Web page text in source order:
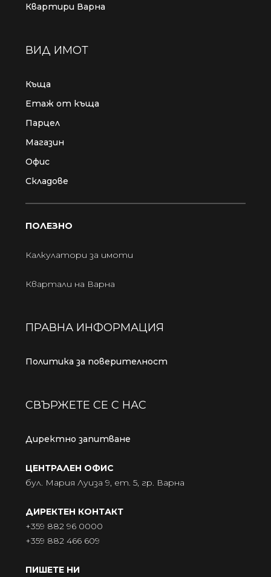
Квартири Варна
ВИД ИМОТ
Къща
Етаж от къща
Парцел
Магазин
Офис
Складове
ПОЛЕЗНО
Калкулатори за имоти
Квартали на Варна
ПРАВНА ИНФОРМАЦИЯ
Политика за поверителност
СВЪРЖЕТЕ СЕ С НАС
Директно запитване
ЦЕНТРАЛЕН ОФИС
бул. Мария Луиза 9, ет. 5, гр. Варна
ДИРЕКТЕН КОНТАКТ
+359 882 96 0000
+359 882 466 609
ПИШЕТЕ НИ